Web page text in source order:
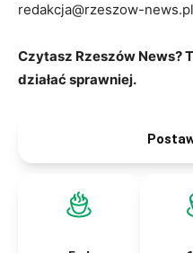
redakcja@rzeszow-news.pl
Czytasz Rzeszów News?
działać sprawniej.